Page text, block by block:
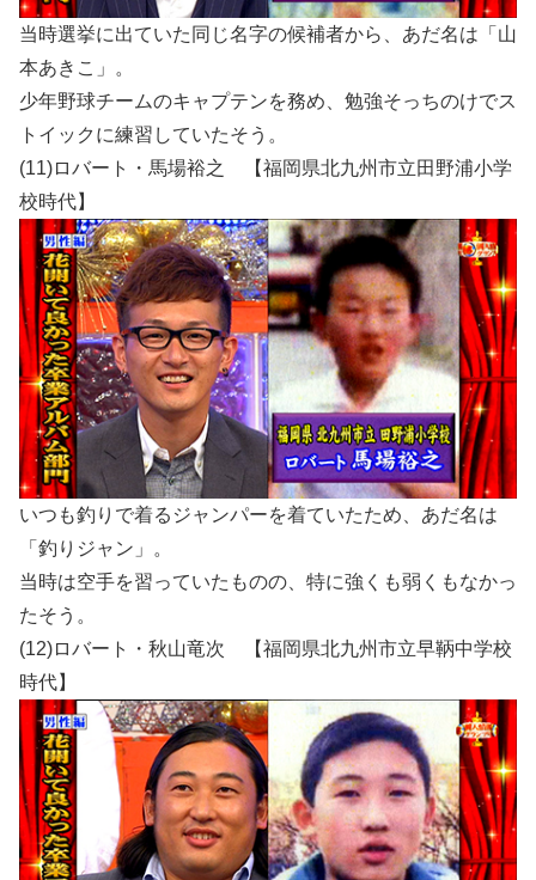
当時選挙に出ていた同じ名字の候補者から、あだ名は「山
本あきこ」。
少年野球チームのキャプテンを務め、勉強そっちのけでス
トイックに練習していたそう。
(11)ロバート・馬場裕之 【福岡県北九州市立田野浦小学
校時代】
いつも釣りで着るジャンパーを着ていたため、あだ名は
「釣りジャン」。
当時は空手を習っていたものの、特に強くも弱くもなかっ
たそう。
(12)ロバート・秋山竜次 【福岡県北九州市立早鞆中学校
時代】